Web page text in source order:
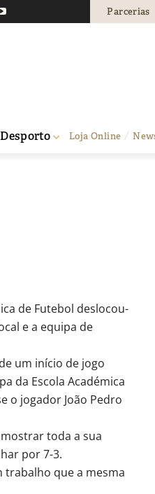
Parcerias
Desporto Loja Online
na
de Futebol deslocou-
e a equipa de
um início de jogo
da Escola Académica
o jogador João Pedro
toda a sua
por 7-3.
trabalho que a mesma